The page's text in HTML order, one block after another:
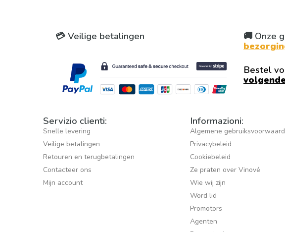
💳 Veilige betalingen 🚚 Onze
Bestel
Servizio clienti:
Snelle levering
Veilige betalingen
Retouren en terugbetalingen
Contacteer ons
Mijn account
Informazioni:
Algemene
Privacybeleid
Cookiebeleid
Ze praten over Vinové
Wie wij zijn
Word lid
Promotors
Agenten